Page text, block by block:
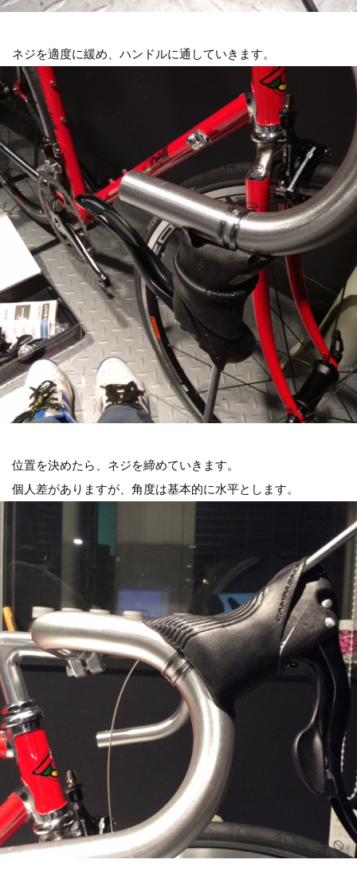
ネジを適度に緩め、ハンドルに通していきます。
位置を決めたら、ネジを締めていきます。
個人差がありますが、角度は基本的に水平とします。